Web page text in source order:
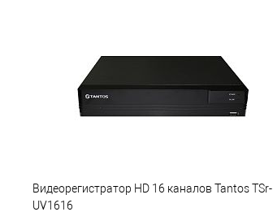
Купить в 1 клик
Сравнение
В избранное
В наличии
Видеорегистратор HD 16 каналов Tantos TSr-
UV1616